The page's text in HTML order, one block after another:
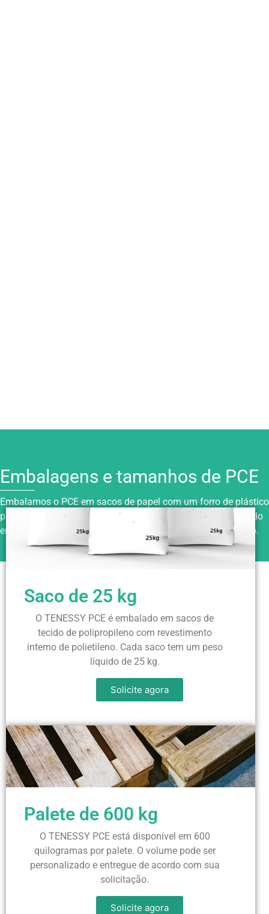
Embalagens e tamanhos de PCE
Embalamos o PCE em sacos de papel com um forro de plástico
para maior proteção. Mantenha-o lacrado, seco e armazenado
em local fresco, longe de umidade, luz solar e fontes de fogo.
Saco de 25 kg
O TENESSY PCE é embalado em sacos de
tecido de polipropileno com revestimento
interno de polietileno. Cada saco tem um peso
líquido de 25 kg.
Solicite agora
Palete de 600 kg
O TENESSY PCE está disponível em 600
quilogramas por palete. O volume pode ser
personalizado e entregue de acordo com sua
solicitação.
Solicite agora